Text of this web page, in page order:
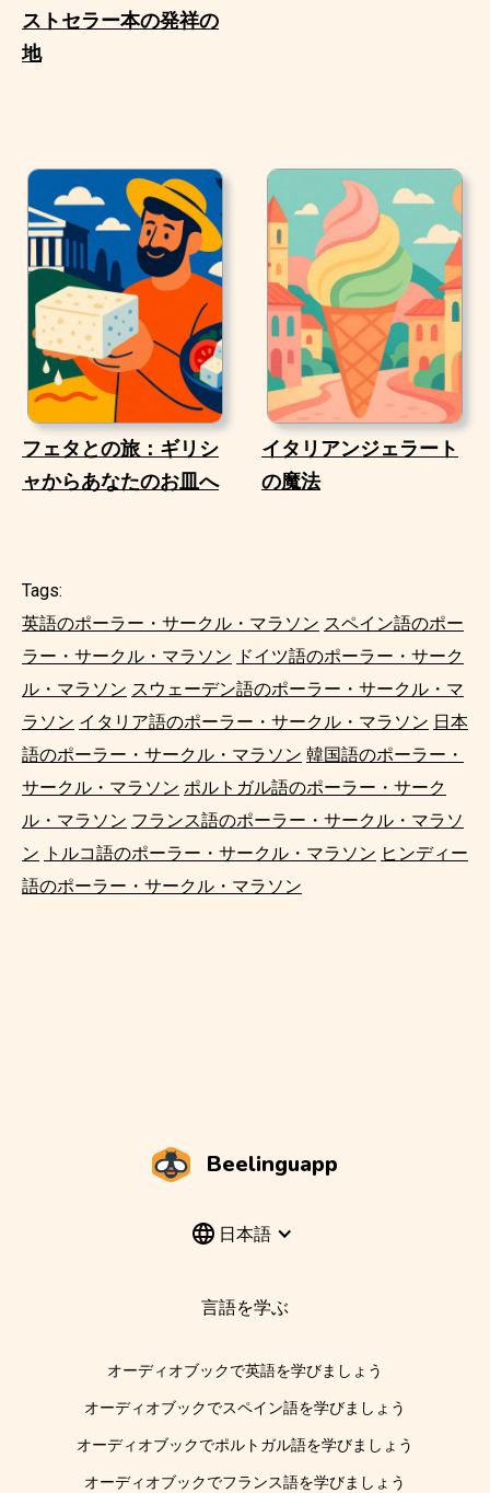
ストセラー本の発祥の
地
フェタとの旅：ギリシ
ャからあなたのお皿へ
イタリアンジェラート
の魔法
Tags:
英語のポーラー・サークル・マラソン スペイン語のポー
ラー・サークル・マラソン ドイツ語のポーラー・サーク
ル・マラソン スウェーデン語のポーラー・サークル・マ
ラソン イタリア語のポーラー・サークル・マラソン 日本
語のポーラー・サークル・マラソン 韓国語のポーラー・
サークル・マラソン ポルトガル語のポーラー・サーク
ル・マラソン フランス語のポーラー・サークル・マラソ
ン トルコ語のポーラー・サークル・マラソン ヒンディー
語のポーラー・サークル・マラソン
Beelinguapp
日本語
言語を学ぶ
オーディオブックで英語を学びましょう
オーディオブックでスペイン語を学びましょう
オーディオブックでポルトガル語を学びましょう
オーディオブックでフランス語を学びましょう